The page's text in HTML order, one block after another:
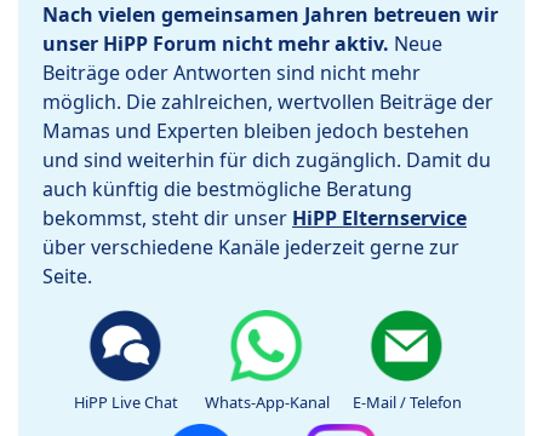
Nach vielen gemeinsamen Jahren betreuen wir
unser HiPP Forum nicht mehr aktiv. Neue
Beiträge oder Antworten sind nicht mehr
möglich. Die zahlreichen, wertvollen Beiträge der
Mamas und Experten bleiben jedoch bestehen
und sind weiterhin für dich zugänglich. Damit du
auch künftig die bestmögliche Beratung
bekommst, steht dir unser HiPP Elternservice
über verschiedene Kanäle jederzeit gerne zur
Seite.
HiPP Live Chat Whats-App-Kanal E-Mail / Telefon